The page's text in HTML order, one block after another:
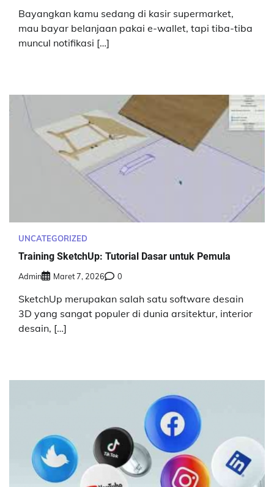
Bayangkan kamu sedang di kasir supermarket,
mau bayar belanjaan pakai e-wallet, tapi tiba-tiba
muncul notifikasi […]
UNCATEGORIZED
Training SketchUp: Tutorial Dasar untuk Pemula
Admin Maret 7, 2026 0
SketchUp merupakan salah satu software desain
3D yang sangat populer di dunia arsitektur, interior
desain, […]